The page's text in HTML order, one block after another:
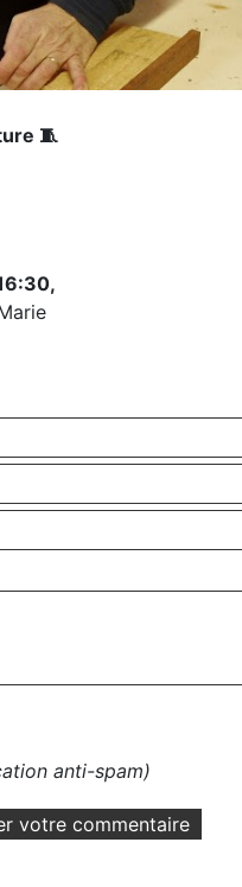
🧵
anti-spam)
votre commentaire